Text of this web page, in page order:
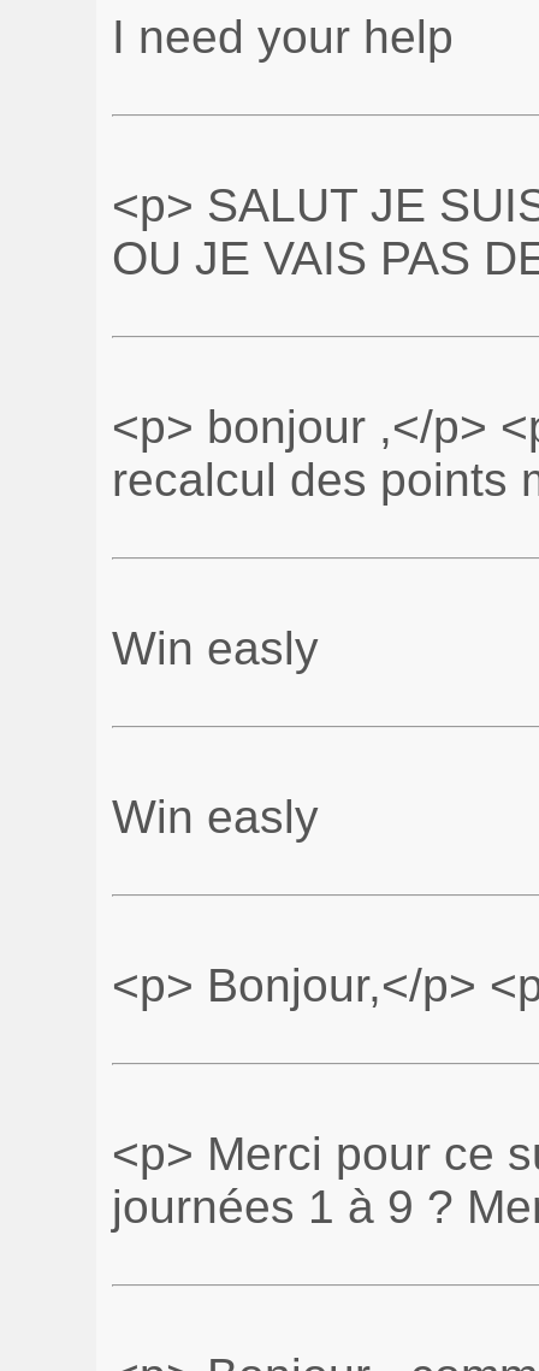
I need your help
<p> SALUT JE
OU JE VAIS PAS
<p> bonjour ,</p>
recalcul des points
Win easly
Win easly
<p> Bonjour,</p>
<p> Merci pour ce
journées 1 à 9 ?